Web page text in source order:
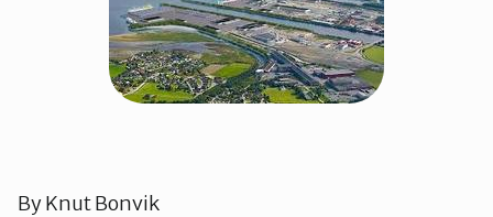
Melhus
Namdalen
ByKnut Bonvik